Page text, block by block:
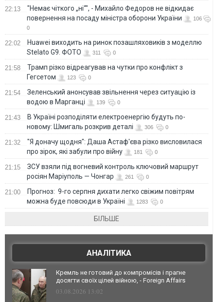
22:13
"Немає чіткого „ні“", - Михайло Федоров не відкидає
повернення на посаду міністра оборони України
106
0
22:02
Huawei виходить на ринок позашляховиків з моделлю
Stelato G9. ФОТО
311 0
21:58
Трамп різко відреагував на чутки про конфлікт з
Гегсетом
123 0
21:54
Зеленський анонсував звільнення через ситуацію із
водою в Марганці
139 0
21:43
В Україні розподіляти електроенергію будуть по-
новому: Шмигаль розкрив деталі
306 0
21:32
"Я доначу щодня": Даша Астаф'єва різко висловилася
про зірок, які забули про війну
181 0
21:15
ЗСУ взяли під вогневий контроль ключовий маршрут
росіян Маріуполь — Чонгар
261 0
21:00
Прогноз: 9-го серпня дихати легко свіжим повітрям
можна буде повсюди в Україні
1283 0
БІЛЬШЕ
АНАЛІТИКА
Кремль не готовий до компромісів і прагне
досягти своїх цілей війною, - Foreign Affairs
03.08.2026 13:02